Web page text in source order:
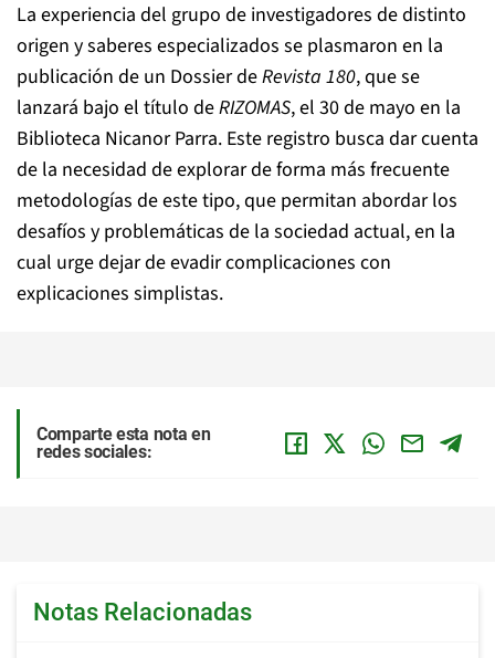
La experiencia del grupo de investigadores de distinto
origen y saberes especializados se plasmaron en la
publicación de un Dossier deRevista 180, que se
lanzará bajo el título deRIZOMAS, el 30 de mayo en la
Biblioteca Nicanor Parra. Este registro busca dar cuenta
de la necesidad de explorar de forma más frecuente
metodologías de este tipo, que permitan abordar los
desafíos y problemáticas de la sociedad actual, en la
cual urge dejar de evadir complicaciones con
explicaciones simplistas.
Comparte esta nota en
redes sociales:
Notas Relacionadas